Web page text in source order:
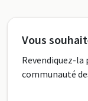
Vous
Revendiquez-
communauté